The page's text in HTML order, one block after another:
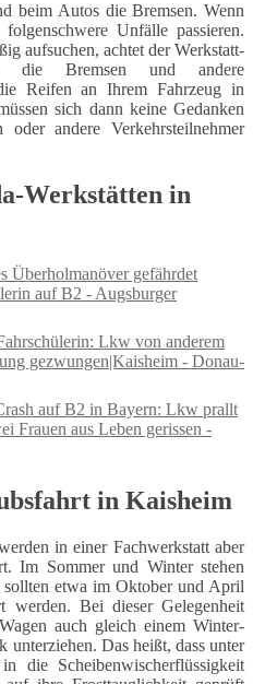
beim Autos die Bremsen. Wenn
Unfälle passieren.
aufsuchen, achtet der Werkstatt-
die Bremsen und andere
Reifen an Ihrem Fahrzeug in
sich dann keine Gedanken
andere Verkehrsteilnehmer
Werkstätten in
Überholmanöver gefährdet
auf B2 - Augsburger
Lkw von anderem
gezwungen|Kaisheim - Donau-
auf B2 in Bayern: Lkw prallt
Frauen aus Leben gerissen -
in Kaisheim
in einer Fachwerkstatt aber
Im Sommer und Winter stehen
etwa im Oktober und April
werden. Bei dieser Gelegenheit
auch gleich einem Winter-
unterziehen. Das heißt, dass unter
die Scheibenwischerflüssigkeit